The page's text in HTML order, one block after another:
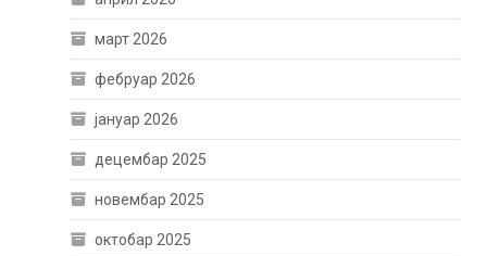
март 2026
фебруар 2026
јануар 2026
децембар 2025
новембар 2025
октобар 2025